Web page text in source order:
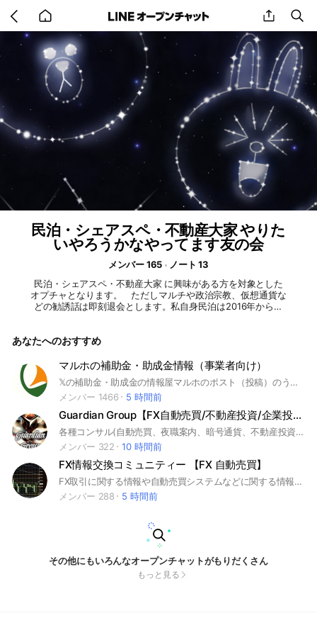
back
to
home
share
民泊・シェアスペ・不動産大家 やりた
いやろうかなやってます友の会
メンバー 165
ノート 13
民泊・シェアスペ・不動産大家 に興味がある方を対象とした
オプチャとなります。 ただしマルチや政治宗教、仮想通貨な
どの勧誘話は即刻退会とします。私自身民泊は2016年から、
アルな話も出来るかと思います。どうぞ気軽にご参加くださ
あなたへのおすすめ
マルホの補助金・助成金情報（事業者向け）
𝕏の補助金・助成金の情報屋マルホのポスト（投稿）のうち、中小企業・個人事業主向け情報を発信します。見逃し防止にお使いください。
メンバー 1466
5 時間前
Guardian Group【FX自動売買/不動産投資/企業投資/資金調達/夜職紹介】
各種コンサル(自動売買、夜職案内、暗号通貨、不動産投資、企業投資、資金調達)やってます。代理店も常時募集中。各種興味がある方はお声がけいただければと思います。 下ネタ、誹謗中傷、他オプチャなどへの誘導以外であれば雑談可です！
メンバー 322
10 時間前
FX情報交換コミュニティー 【FX 自動売買】
FX取引に関する情報や自動売買システムなどに関する情報を皆さんにお伝えしていきます。#FX
メンバー 288
5 時間前
その他にもいろんなオープンチャットがもりだくさん
もっと見る